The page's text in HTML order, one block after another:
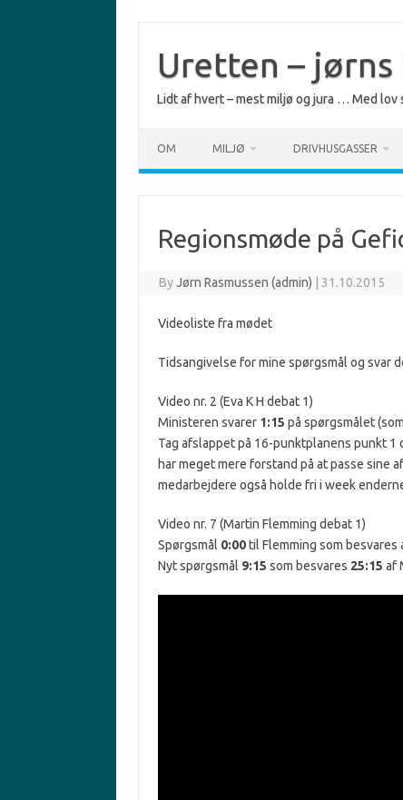
content
Uretten – jørns
Lidt af hvert – mest miljø og jura … Med lov
OM MILJØ DRIVHUSGASSER
Regionsmøde på
ByJørn Rasmussen (admin) 31.10.2015
Videoliste fra mødet
Tidsangivelse for mine spørgsmål og svar
Video nr. 2 (Eva K H debat 1)
Ministeren svarer 1:15 på spørgsmålet
Tag afslappet på 16-punktplanens punkt
har meget mere forstand på at passe sine
medarbejdere også holde fri i week
Video nr. 7 (Martin Flemming debat 1)
Spørgsmål 0:00til Flemming som besvares
Nyt spørgsmål 9:15 som besvares 25:15 af